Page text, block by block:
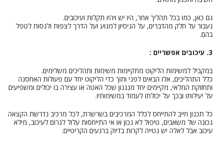
גם כאן, כמו בכל תהליך אחר, היו יש ויהיו תקלות ועיכובים.
נעבור על חלק מהדברים, על הניסיון למנוע ועל הדרך לצפות ולנסות לטפל
בהם.
3. עיכובים אפשריים :
במקביל למשימות הליקוט מתקיימות משימות ותהליכים משלימים.
כלל התהליכים, אלו הבאים לפני ותוך כדי הליקוט יחד עם פעולות האחסנה
ותחזוקת המלאי, מקיימים יחד מנגנון שכל האטה או עצירה בו יכולים ומשפיעים
על יעילותו ובכך על יכולתו לעמוד במשימותיו.
כל תכנון חייב להתייחס לכלל המרכיבים בשרשרת, לכל מרכיב נדרשת הקצאה
נכונה של משאבים, טיפול לא נכון או אי התייחסות עלול לגרום לעיכוב, מילא
עיכוב אבל לאלה יש נטייה לקרות בדיוק ברגעים הקריטיים.